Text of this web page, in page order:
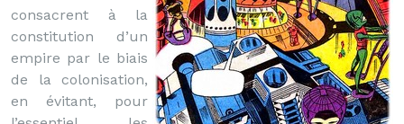
consacrent à la
constitution d’un
empire par le biais
de la colonisation,
en évitant, pour